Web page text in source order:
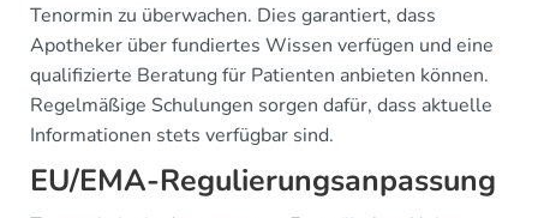
Tenormin zu überwachen. Dies garantiert, dass
Apotheker über fundiertes Wissen verfügen und eine
qualifizierte Beratung für Patienten anbieten können.
Regelmäßige Schulungen sorgen dafür, dass aktuelle
Informationen stets verfügbar sind.
EU/EMA-Regulierungsanpassung